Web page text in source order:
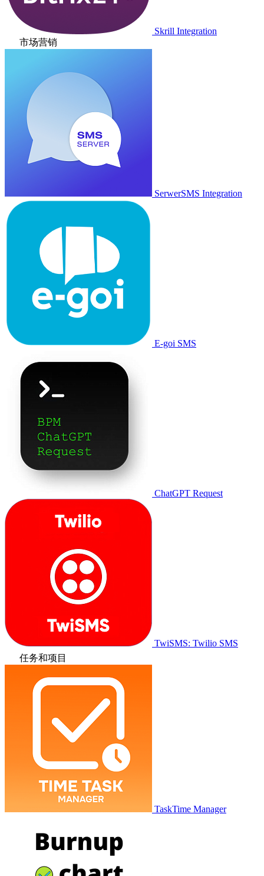
Skrill Integration
市场营销
SerwerSMS Integration
E-goi SMS
ChatGPT Request
TwiSMS: Twilio SMS
任务和项目
TaskTime Manager